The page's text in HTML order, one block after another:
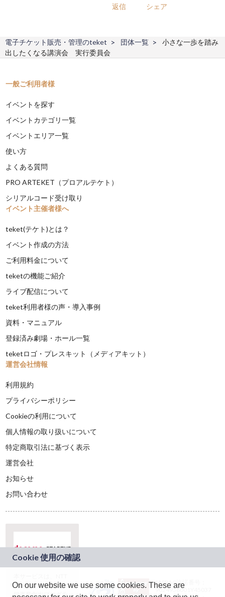
返信 シェア
電子チケット販売・管理のteket 団体一覧
小さな一歩を踏み
出したくなる講演会 実行委員会
一般ご利用者様
イベントを探す
イベントカテゴリ一覧
イベントエリア一覧
使い方
よくある質問
PRO ARTEKET（プロアルテケト）
シリアルコード受け取り
イベント主催者様へ
teket(テケト)とは？
イベント作成の方法
ご利用料金について
teketの機能ご紹介
ライブ配信について
teket利用者様の声・導入事例
資料・マニュアル
登録済み劇場・ホール一覧
teketロゴ・プレスキット（メディアキット）
運営会社情報
利用規約
プライバシーポリシー
Cookieの利用について
個人情報の取り扱いについて
特定商取引法に基づく表示
運営会社
お知らせ
お問い合わせ
ドコモグループの新
規事業創出プログラ
JASRAC許諾番号：
9024936001Y45037
On our website we use some cookies. These are